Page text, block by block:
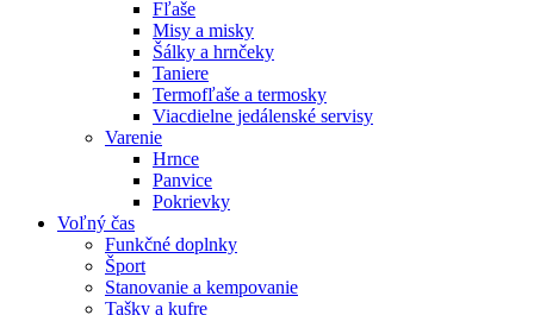
Fľaše
Misy a misky
Šálky a hrnčeky
Taniere
Termofľaše a termosky
Viacdielne jedálenské servisy
Varenie
Hrnce
Panvice
Pokrievky
Voľný čas
Funkčné doplnky
Šport
Stanovanie a kempovanie
Tašky a kufre